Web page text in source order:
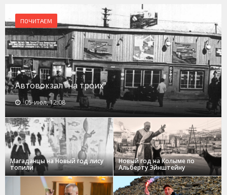
ПОЧИТАЕМ
Автовокзал "на троих"
05-июл, 12:08
Магаданцы на Новый год лису
топили
Новый год на Колыме по
Альберту Эйнштейну